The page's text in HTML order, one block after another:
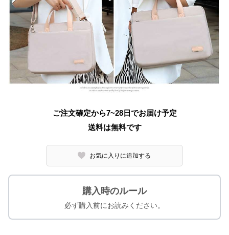
ご注文確定から7~28日でお届け予定
送料は無料です
お気に入りに追加する
購入時のルール
必ず購入前にお読みください。